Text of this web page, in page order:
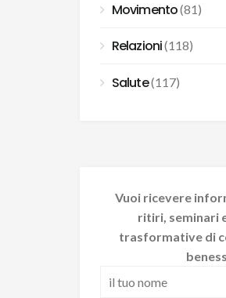
Movimento(81)
Relazioni(118)
Salute(117)
Vuoi ricevere
ritiri, seminari
trasformative di